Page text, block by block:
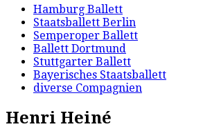
Hamburg Ballett
Staatsballett Berlin
Semperoper Ballett
Ballett Dortmund
Stuttgarter Ballett
Bayerisches Staatsballett
diverse Compagnien
Henri Heiné